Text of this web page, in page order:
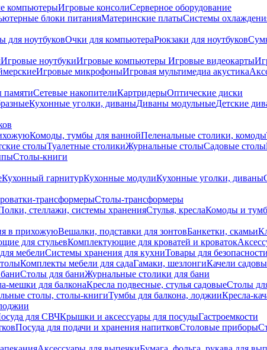
компьютерыИгровые консолиСерверное оборудование
блоки питанияМатеринские платыСистемы
для ноутбуковОчки для компьютераРюкзаки для ноутбуков
Игровые ноутбукиИгровые компьютеры Игровые видеокарты
Игровые микрофоныИгровая мультимедиа акустика
памятиСетевые накопителиКартридерыОптические диски
Кухонные уголки, диваныДиваны модульныеДетские
Комоды, тумбы для ваннойПеленальные столики, комоды
столыТуалетные столикиЖурнальные столыСадовые столы
Столы-книги
Кухонный гарнитурКухонные модулиКухонные уголки, диваны
трансформерыСтолы-трансформеры
стеллажи, системы храненияСтулья, креслаКомоды и
в прихожуюВешалки, подставки для зонтовБанкетки, скамьи
для стульевКомплектующие для кроватей и кроваток
мебелиСистемы хранения для кухниТовары для
Комплекты мебели для садаГамаки, шезлонгиКачели
Столы для баниЖурнальные столики для бани
мешки для балконаКресла подвесные, стулья садовыеСтолы
столы, столы-книгиТумбы для балкона, лоджииКресла-
для СВЧКрышки и аксессуары для посудыГастроемкости
Посуда для подачи и хранения напитковСтоловые приборы